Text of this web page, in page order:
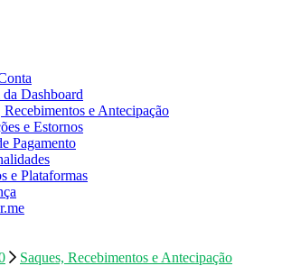
Dashboard
Recebimentos e Antecipação
e Estornos
Pagamento
e Plataformas
Saques, Recebimentos e Antecipação